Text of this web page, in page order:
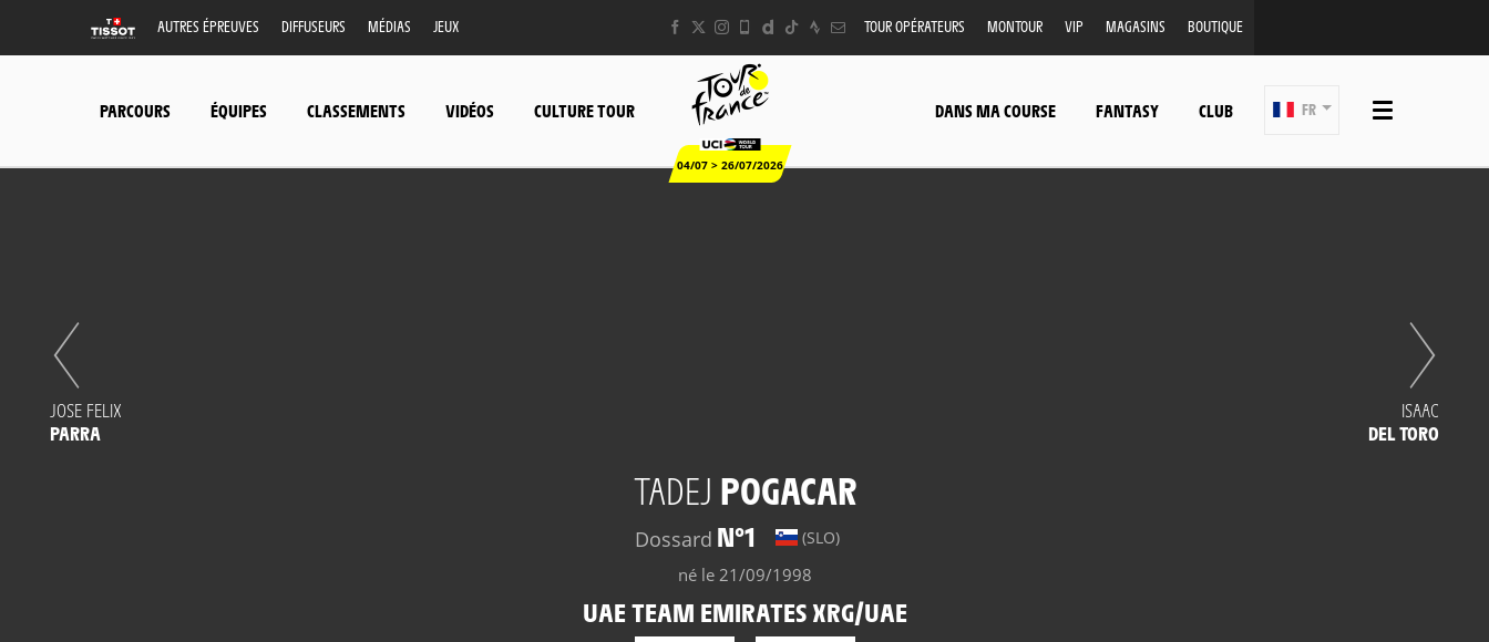
AUTRES ÉPREUVES DIFFUSEURS MÉDIAS JEUX TOUR OPÉRATEURS MONTOUR VIP MAGASINS BOUTIQUE
PARCOURS ÉQUIPES CLASSEMENTS VIDÉOS CULTURE TOUR
04/07 > 26/07/2026
DANS MA COURSE FANTASY CLUB FR
TADEJ POGACAR
Dossard N°1 (SLO)
né le 21/09/1998
UAE TEAM EMIRATES XRG/UAE
JOSE FELIX
PARRA
ISAAC
DEL TORO